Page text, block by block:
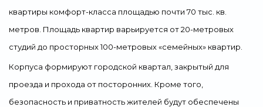
квартиры комфорт-класса площадью почти 70 тыс. кв.
метров. Площадь квартир варьируется от 20-метровых
студий до просторных 100-метровых «семейных» квартир.
Корпуса формируют городской квартал, закрытый для
проезда и прохода от посторонних. Кроме того,
безопасность и приватность жителей будут обеспечены